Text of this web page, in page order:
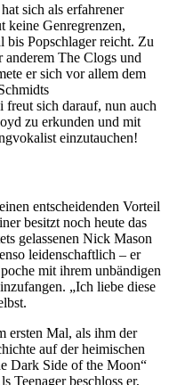
sich als erfahrener
keine Genregrenzen,
bis Popschlager reicht. Zu
anderem The Clogs und
er sich vor allem dem
sich darauf, nun auch
zu erkunden und mit
einzutauchen!
entscheidenden Vorteil
besitzt noch heute das
gelassenen Nick Mason
leidenschaftlich – er
mit ihrem unbändigen
„Ich liebe diese
ersten Mal, als ihm der
auf der heimischen
Dark Side of the Moon“
Teenager beschloss er,